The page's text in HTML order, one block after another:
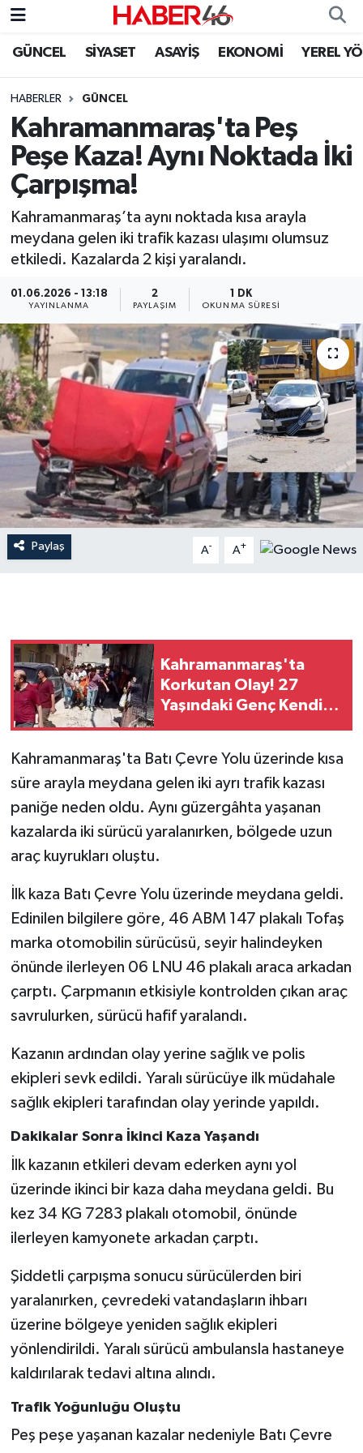
GÜNCEL SİYASET ASAYİŞ EKONOMİ YEREL
HABERLER GÜNCEL
Kahramanmaraş'ta Peş
Peşe Kaza! Aynı Noktada İki
Çarpışma!
Kahramanmaraş’ta aynı noktada kısa arayla
meydana gelen iki trafik kazası ulaşımı olumsuz
etkiledi. Kazalarda 2 kişi yaralandı.
01.06.2026 - 13:18
YAYINLANMA
2
PAYLAŞIM
1 DK
OKUNMA SÜRESI
Paylaş A- A+
Kahramanmaraş'ta
Korkutan Olay! 27
Yaşındaki Genç Kendini
Kahramanmaraş'ta Batı Çevre Yolu üzerinde kısa
süre arayla meydana gelen iki ayrı trafik kazası
paniğe neden oldu. Aynı güzergâhta yaşanan
kazalarda iki sürücü yaralanırken, bölgede uzun
araç kuyrukları oluştu.
İlk kaza Batı Çevre Yolu üzerinde meydana geldi.
Edinilen bilgilere göre, 46 ABM 147 plakalı Tofaş
marka otomobilin sürücüsü, seyir halindeyken
önünde ilerleyen 06 LNU 46 plakalı araca arkadan
çarptı. Çarpmanın etkisiyle kontrolden çıkan araç
savrulurken, sürücü hafif yaralandı.
Kazanın ardından olay yerine sağlık ve polis
ekipleri sevk edildi. Yaralı sürücüye ilk müdahale
sağlık ekipleri tarafından olay yerinde yapıldı.
Dakikalar Sonra İkinci Kaza Yaşandı
İlk kazanın etkileri devam ederken aynı yol
üzerinde ikinci bir kaza daha meydana geldi. Bu
kez 34 KG 7283 plakalı otomobil, önünde
ilerleyen kamyonete arkadan çarptı.
Şiddetli çarpışma sonucu sürücülerden biri
yaralanırken, çevredeki vatandaşların ihbarı
üzerine bölgeye yeniden sağlık ekipleri
yönlendirildi. Yaralı sürücü ambulansla hastaneye
kaldırılarak tedavi altına alındı.
Trafik Yoğunluğu Oluştu
Peş peşe yaşanan kazalar nedeniyle Batı Çevre
GÜNCEL
SİYASET
EKONOMİ
SPOR
YAŞAM
TEKNOLOJİ
SAĞLIK
EĞİTİM
İLÇE HABERLERİ
KÜLTÜR-SANAT
KSÜ
DÜNYA
ROPORTAJ
KADIN-AİLE
YEREL YÖNETİM
MEDYA
SEÇİM 2011
ÜÇÜNCÜ SAYFA
BİLİMNET
Yemek
SİVİL TOPLUM
SEÇİM 2014
KİM KİMDİR
ÇEK GÖNDER
KİTAP
HEDEF2020
MİZAH
Genel
Politika
Nöbetçi Eczaneler
Hava Durumu
Kahramanmaraş Namaz Vakitleri
Trafik Durumu
Süper Lig Puan Durumu ve Fikstür
Tüm Manşetler
Son Dakika Haberleri
Haber Arşivi